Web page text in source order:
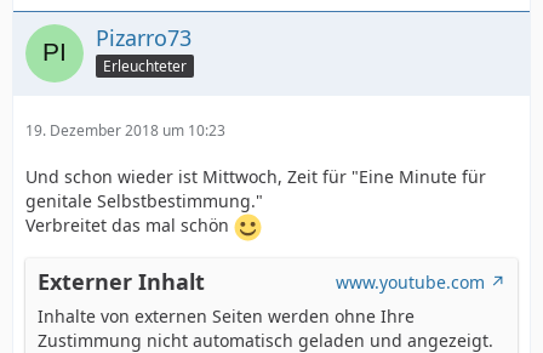
Pizarro73
Erleuchteter
19. Dezember 2018 um 10:23
Und schon wieder ist Mittwoch, Zeit für "Eine Minute für
genitale Selbstbestimmung."
Verbreitet das mal schön
Externer Inhalt
www.youtube.com
Inhalte von externen Seiten werden ohne Ihre
Zustimmung nicht automatisch geladen und angezeigt.